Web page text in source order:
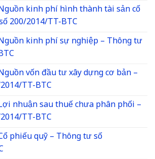
kinh phí hình thành tài sản cố
200/2014/TT-BTC
kinh phí sự nghiệp – Thông tư
vốn đầu tư xây dựng cơ bản –
TT-BTC
nhuận sau thuế chưa phân phối –
TT-BTC
phiếu quỹ – Thông tư số